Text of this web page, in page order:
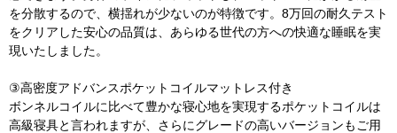
を分散するので、横揺れが少ないのが特徴です。8万回の耐久テスト
をクリアした安心の品質は、あらゆる世代の方への快適な睡眠を実
現いたしました。
③高密度アドバンスポケットコイルマットレス付き
ボンネルコイルに比べて豊かな寝心地を実現するポケットコイルは
高級寝具と言われますが、さらにグレードの高いバージョンもご用